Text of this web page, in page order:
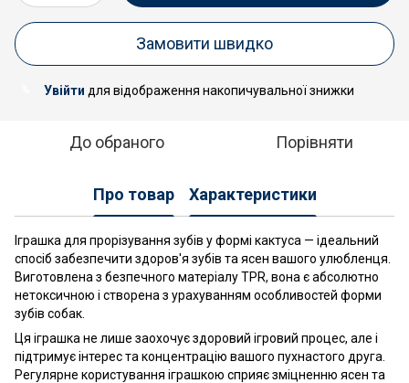
Замовити швидко
Увійти для відображення накопичувальної знижки
До обраного Порівняти
Про товар Характеристики
Іграшка для прорізування зубів у формі кактуса — ідеальний
спосіб забезпечити здоров'я зубів та ясен вашого улюбленця.
Виготовлена з безпечного матеріалу TPR, вона є абсолютно
нетоксичною і створена з урахуванням особливостей форми
зубів собак.
Ця іграшка не лише заохочує здоровий ігровий процес, але і
підтримує інтерес та концентрацію вашого пухнастого друга.
Регулярне користування іграшкою сприяє зміцненню ясен та